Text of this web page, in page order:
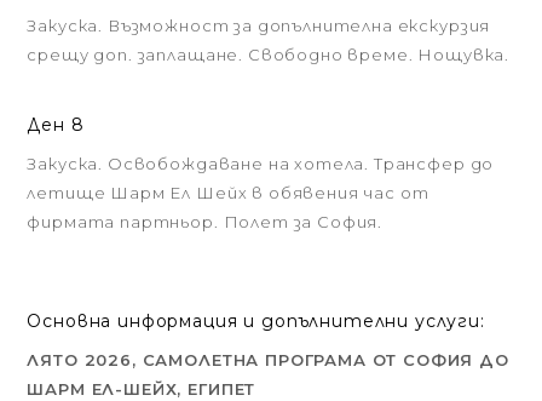
Закуска. Възможност за допълнителна екскурзия
срещу доп. заплащане. Свободно време. Нощувка.
Ден 8
Закуска. Освобождаване на хотела. Трансфер до
летище Шарм Ел Шейх в обявения час от
фирмата партньор. Полет за София.
Основна информация и допълнителни услуги:
ЛЯТО 2026, САМОЛЕТНА ПРОГРАМА ОТ СОФИЯ ДО
ШАРМ ЕЛ-ШЕЙХ, ЕГИПЕТ